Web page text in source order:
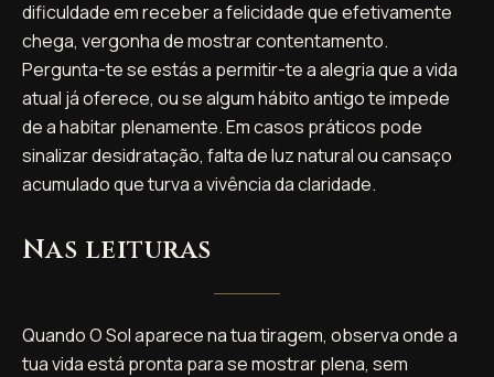
dificuldade em receber a felicidade que efetivamente
chega, vergonha de mostrar contentamento.
Pergunta-te se estás a permitir-te a alegria que a vida
atual já oferece, ou se algum hábito antigo te impede
de a habitar plenamente. Em casos práticos pode
sinalizar desidratação, falta de luz natural ou cansaço
acumulado que turva a vivência da claridade.
Nas leituras
Quando O Sol aparece na tua tiragem, observa onde a
tua vida está pronta para se mostrar plena, sem